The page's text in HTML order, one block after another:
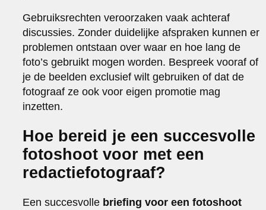
Gebruiksrechten veroorzaken vaak achteraf
discussies. Zonder duidelijke afspraken kunnen er
problemen ontstaan over waar en hoe lang de
foto’s gebruikt mogen worden. Bespreek vooraf of
je de beelden exclusief wilt gebruiken of dat de
fotograaf ze ook voor eigen promotie mag
inzetten.
Hoe bereid je een succesvolle
fotoshoot voor met een
redactiefotograaf?
Een succesvolle briefing voor een fotoshoot